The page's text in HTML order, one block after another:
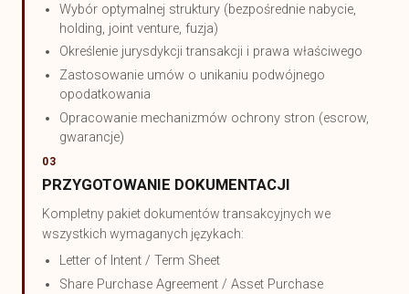
Wybór optymalnej struktury (bezpośrednie nabycie,
holding, joint venture, fuzja)
Określenie jurysdykcji transakcji i prawa właściwego
Zastosowanie umów o unikaniu podwójnego
opodatkowania
Opracowanie mechanizmów ochrony stron (escrow,
gwarancje)
03
PRZYGOTOWANIE DOKUMENTACJI
Kompletny pakiet dokumentów transakcyjnych we
wszystkich wymaganych językach:
Letter of Intent / Term Sheet
Share Purchase Agreement / Asset Purchase